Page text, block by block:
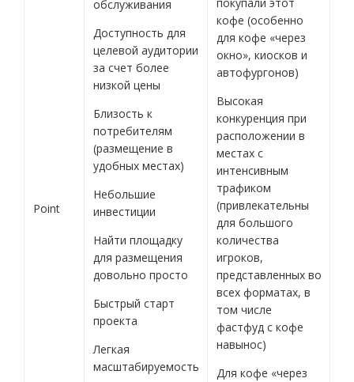
Point
обслуживания
Доступность для
целевой аудитории
за счет более
низкой цены
Близость к
потребителям
(размещение в
удобных местах)
Небольшие
инвестиции
Найти площадку
для размещения
довольно просто
Быстрый старт
проекта
Легкая
масштабируемость
кофе (особенно
для кофе «через
окно», киосков и
автофургонов)
Высокая
конкуренция при
расположении в
местах с
интенсивным
трафиком
(привлекательны
для большого
количества
игроков,
представленных во
всех форматах, в
том числе
фастфуд с кофе
навынос)
Для кофе «через